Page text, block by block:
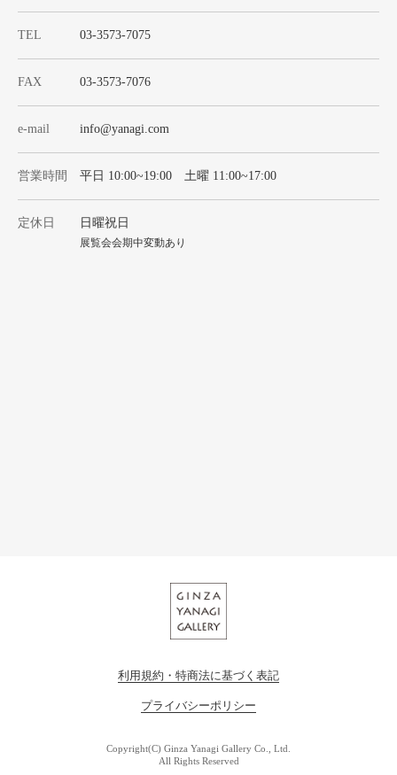
TEL 03-3573-7075
FAX 03-3573-7076
e-mail info@yanagi.com
営業時間 平日 10:00~19:00 土曜 11:00~17:00
定休日 日曜祝日
展覧会会期中変動あり
利用規約・特商法に基づく表記
プライバシーポリシー
Copyright(C) Ginza Yanagi Gallery Co., Ltd.
All Rights Reserved